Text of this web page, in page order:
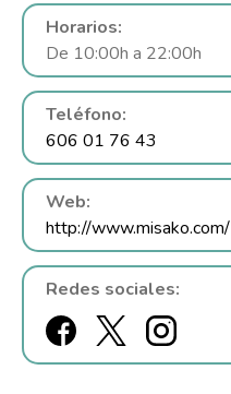
Horarios:
De 10:00h a 22:00h
Teléfono:
606 01 76 43
Web:
http://www.misako.com/
Redes sociales: